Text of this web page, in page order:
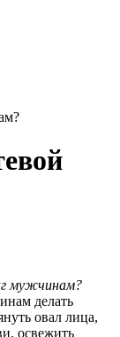
мужчинам?
делать
овал лица,
освежить